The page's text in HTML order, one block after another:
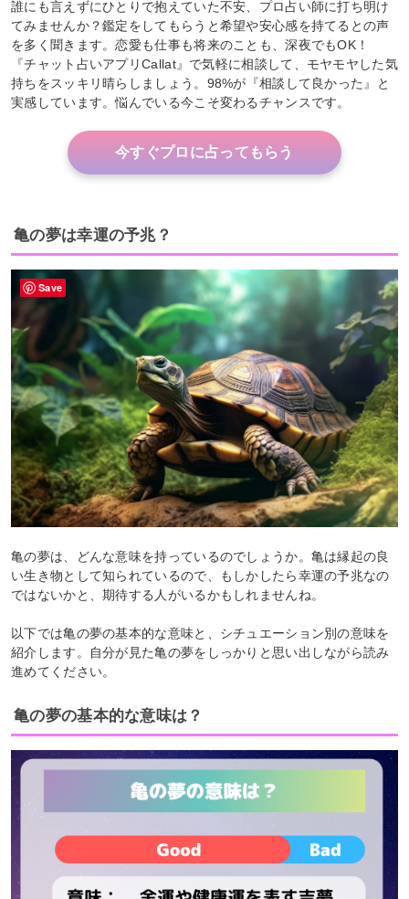
誰にも言えずにひとりで抱えていた不安、プロ占い師に打ち明け
てみませんか？鑑定をしてもらうと希望や安心感を持てるとの声
を多く聞きます。恋愛も仕事も将来のことも、深夜でもOK！
『チャット占いアプリCallat』で気軽に相談して、モヤモヤした気
持ちをスッキリ晴らしましょう。98%が『相談して良かった』と
実感しています。悩んでいる今こそ変わるチャンスです。
今すぐプロに占ってもらう
亀の夢は幸運の予兆？
亀の夢は、どんな意味を持っているのでしょうか。亀は縁起の良
い生き物として知られているので、もしかしたら幸運の予兆なの
ではないかと、期待する人がいるかもしれませんね。
以下では亀の夢の基本的な意味と、シチュエーション別の意味を
紹介します。自分が見た亀の夢をしっかりと思い出しながら読み
進めてください。
亀の夢の基本的な意味は？
Save